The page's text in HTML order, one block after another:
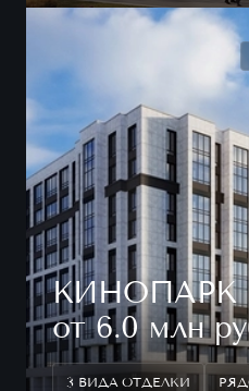
КИНОПАРК
от 6.0 млн
3 ВИДА ОТДЕЛКИ